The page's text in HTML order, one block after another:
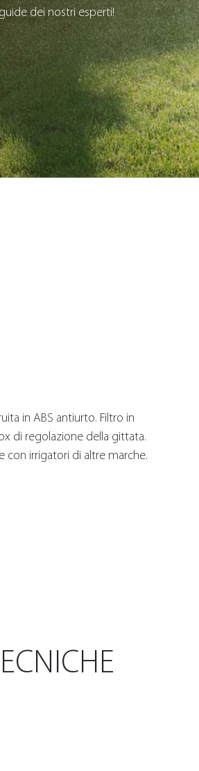
dei nostri esperti!
in ABS antiurto. Filtro in
di regolazione della gittata.
con irrigatori di altre marche.